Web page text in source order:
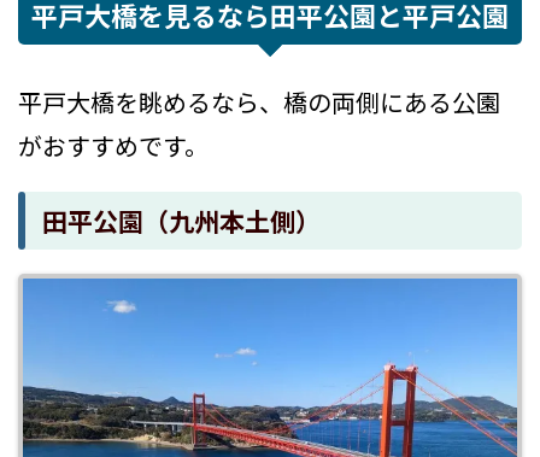
平戸大橋を見るなら田平公園と平戸公園
平戸大橋を眺めるなら、橋の両側にある公園
がおすすめです。
田平公園（九州本土側）